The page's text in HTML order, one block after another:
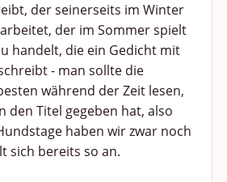
der seinerseits im Winter
der im Sommer spielt
handelt, die ein Gedicht mit
- man sollte die
während der Zeit lesen,
den Titel gegeben hat, also
haben wir zwar noch
sich bereits so an.